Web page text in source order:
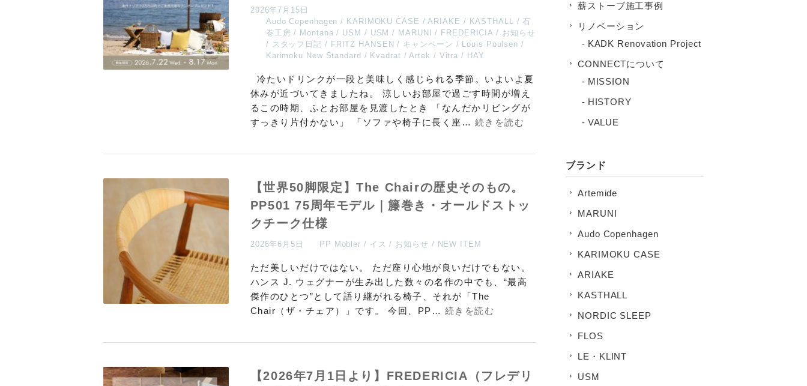
2026年7月15日
Audo Copenhagen
KARIMOKU CASE ARIAKE KASTHALL
石
巻工房
Montana USM USM MARUNI FREDERICIA
お知らせ
スタッフ日記
FRITZ HANSEN キャンペーン
Louis Poulsen
Karimoku New Standard
Kvadrat Artek Vitra HAY
冷たいドリンクが一段と美味しく感じられる季節。いよいよ夏
休みが近づいてきましたね。 涼しいお部屋で過ごす時間が増え
るこの時期、ふとお部屋を見渡したとき 「なんだかリビングが
すっきり片付かない」 「ソファや椅子に長く座… 続きを読む
【世界50脚限定】The Chairの歴史そのもの。
PP501 75周年モデル｜籐巻き・オールドストッ
クチーク仕様
2026年6月5日 PP Mobler イス お知らせ NEW ITEM
ただ美しいだけではない。 ただ座り心地が良いだけでもない。
ハンス J. ウェグナーが生み出した数々の名作の中でも、“最高
傑作のひとつ”として語り継がれる椅子、それが「The
Chair（ザ・チェア）」です。 今回、PP… 続きを読む
【2026年7月1日より】FREDERICIA（フレデリ
薪ストーブ施工事例
リノベーション
KADK Renovation Project
CONNECTについて
MISSION
HISTORY
VALUE
ブランド
Artemide
MARUNI
Audo Copenhagen
KARIMOKU CASE
ARIAKE
KASTHALL
NORDIC SLEEP
FLOS
LE・KLINT
USM